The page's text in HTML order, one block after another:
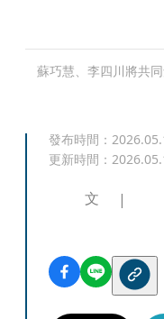
蘇巧慧、李四川將共
發布時間：
更新時間：
文